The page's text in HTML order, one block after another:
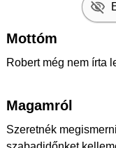
Mottóm
Robert még nem írta
Magamról
Szeretnék